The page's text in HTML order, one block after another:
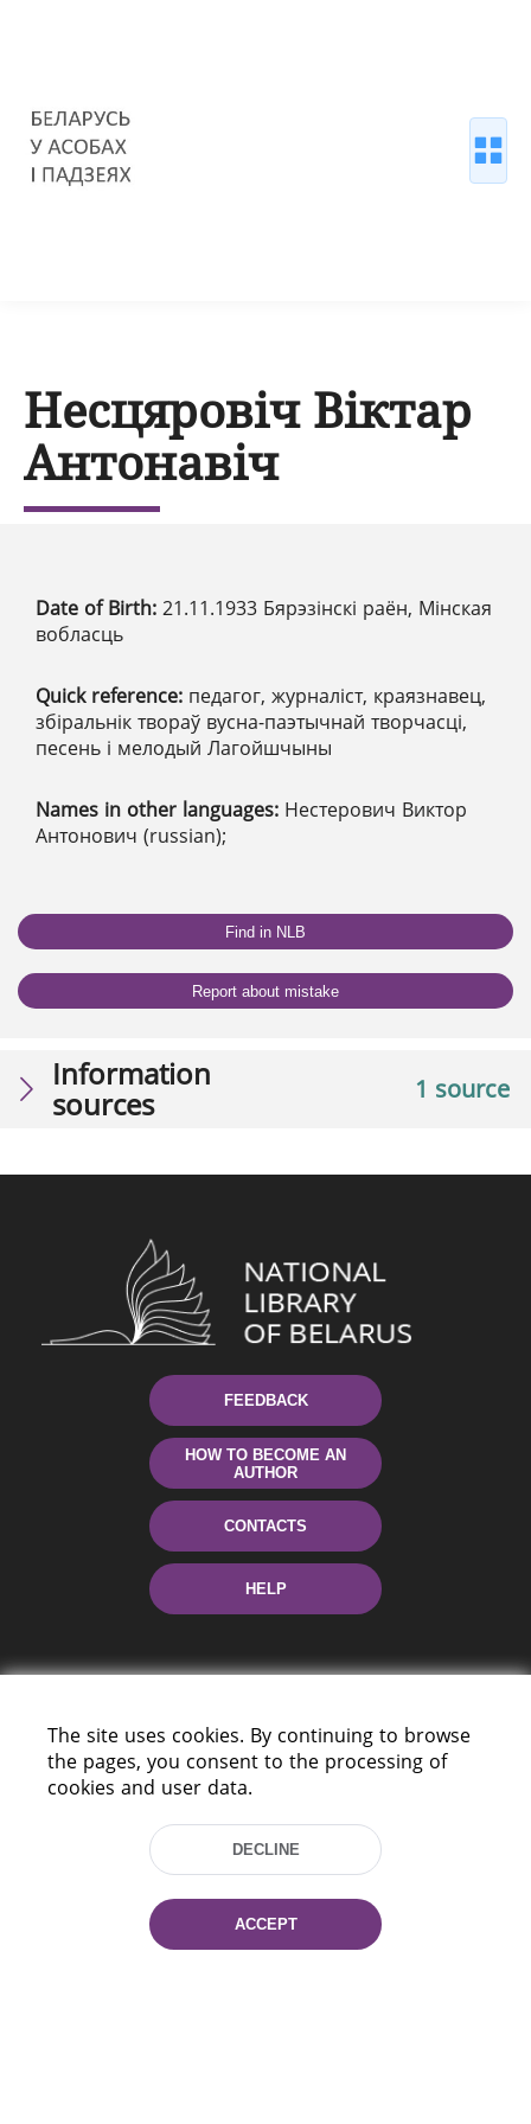
Несцяровіч Віктар
Антонавіч
Date of Birth: 21.11.1933 Бярэзінскі раён, Мінская
вобласць
Quick reference: педагог, журналіст, краязнавец,
збіральнік твораў вусна-паэтычнай творчасці,
песень і мелодый Лагойшчыны
Names in other languages: Нестерович Виктор
Антонович (russian);
Find in NLB
Report about mistake
1 source
Information
sources
FEEDBACK
HOW TO BECOME AN
AUTHOR
CONTACTS
HELP
Tel.: (+375 17) 368 37 37
Fax: (+375 17) 368 97 06
E-mail: inbox@nlb.by
The site uses cookies. By continuing to browse
the pages, you consent to the processing of
cookies and user data.
DECLINE
ACCEPT